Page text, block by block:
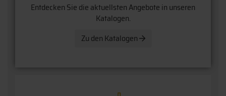
Entdecken Sie die aktuellsten Angebote in unseren
Katalogen.
Zu den Katalogen